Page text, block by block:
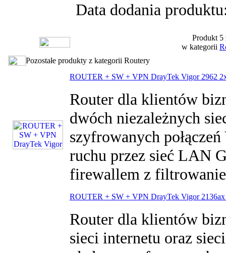
Data dodania
Produkt 5
w kategorii
Pozostałe produkty z kategorii Routery
ROUTER + SW + VPN DrayTek Vigor 2962
Router dla klientów
dwóch niezależnych
szyfrowanych
ruchu przez sieć LAN
firewallem z
ROUTER + SW + VPN DrayTek Vigor
Router dla klientów
sieci internetu oraz